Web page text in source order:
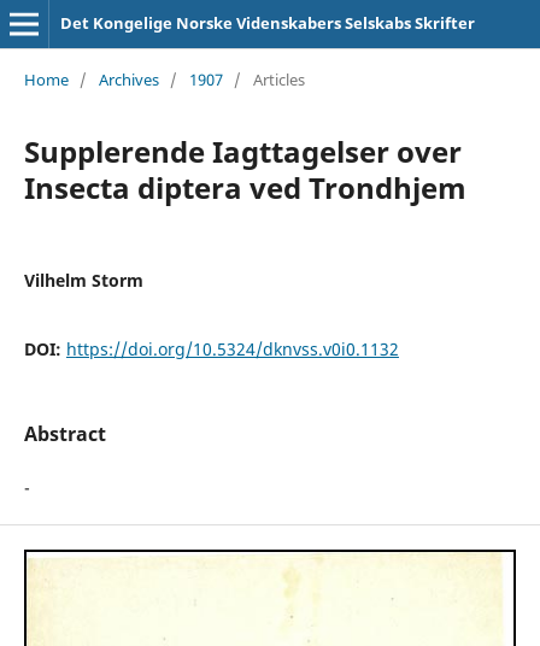
Det Kongelige Norske Videnskabers Selskabs Skrifter
Home / Archives / 1907 / Articles
Supplerende Iagttagelser over
Insecta diptera ved Trondhjem
Vilhelm Storm
DOI: https://doi.org/10.5324/dknvss.v0i0.1132
Abstract
-